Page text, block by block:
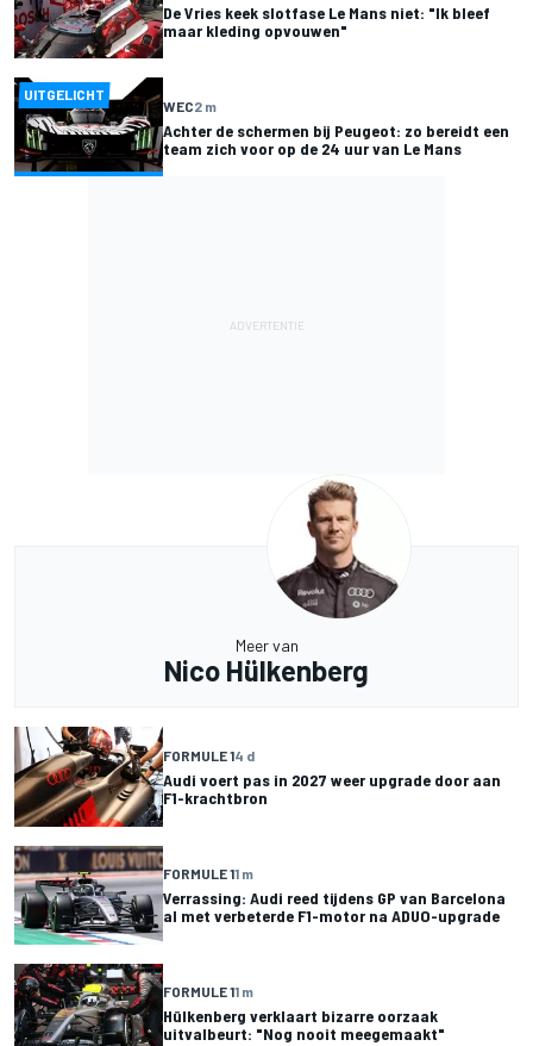
De Vries keek slotfase Le Mans niet: "Ik bleef
maar kleding opvouwen"
UITGELICHT
WEC2 m
Achter de schermen bij Peugeot: zo bereidt een
team zich voor op de 24 uur van Le Mans
Meer van
Nico Hülkenberg
FORMULE 14 d
Audi voert pas in 2027 weer upgrade door aan
F1-krachtbron
FORMULE 11 m
Verrassing: Audi reed tijdens GP van Barcelona
al met verbeterde F1-motor na ADUO-upgrade
FORMULE 11 m
Hülkenberg verklaart bizarre oorzaak
uitvalbeurt: "Nog nooit meegemaakt"